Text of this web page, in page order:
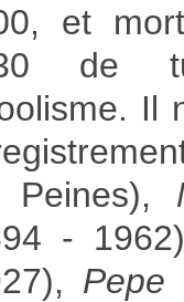
et
de
Il
Peines),
-
Pepe